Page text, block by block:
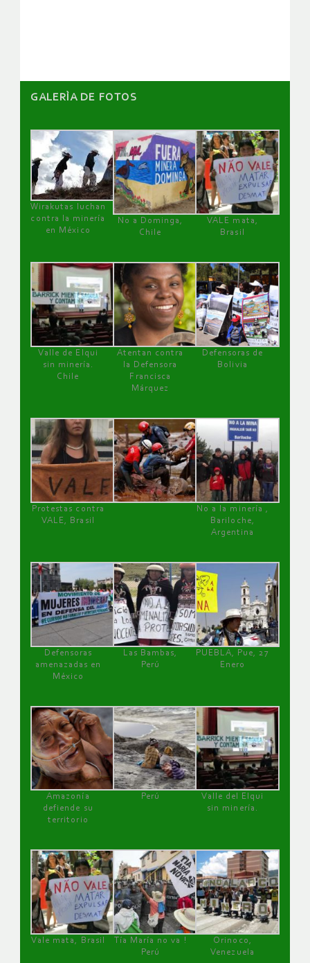
GALERÌA DE FOTOS
Wirakutas luchan
contra la minería
en México
No a Dominga,
Chile
VALE mata,
Brasil
Valle de Elqui
sin minería.
Chile
Atentan contra
la Defensora
Francisca
Márquez
Defensoras de
Bolivia
Protestas contra
VALE, Brasil
No a la minería ,
Bariloche,
Argentina
Defensoras
amenazadas en
México
Las Bambas,
Perú
PUEBLA, Pue, 27
Enero
Amazonía
defiende su
territorio
Perú
Valle del Elqui
sin minería.
Vale mata, Brasil
Tía María no va !
Perú
Orinoco,
Venezuela